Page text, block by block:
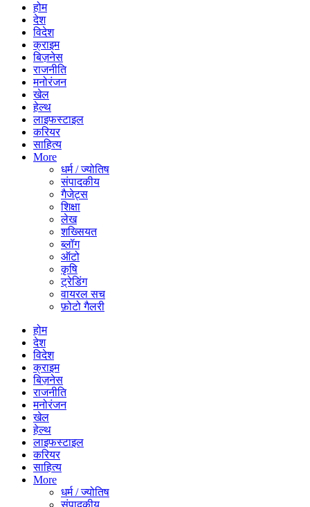
होम
देश
विदेश
क्राइम
बिज़नेस
राजनीति
मनोरंजन
खेल
हेल्थ
लाइफस्टाइल
करियर
साहित्य
More
धर्म / ज्योतिष
संपादकीय
गैजेट्स
शिक्षा
लेख
शख्सियत
ब्लॉग
ऑटो
कृषि
ट्रेडिंग
वायरल सच
फ़ोटो गैलरी
होम
देश
विदेश
क्राइम
बिज़नेस
राजनीति
मनोरंजन
खेल
हेल्थ
लाइफस्टाइल
करियर
साहित्य
More
धर्म / ज्योतिष
संपादकीय